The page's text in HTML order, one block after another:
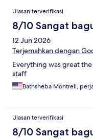
Ulasan
Ulasan terverifikasi
8/10 Sangat
12 Jun 2026
Terjemahkan dengan
Everything was great
staff
Bathsheba Montrell,
Ulasan terverifikasi
8/10 Sangat